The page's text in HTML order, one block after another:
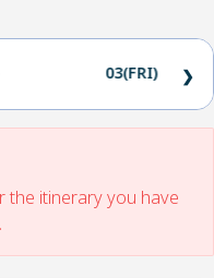
03(FRI) ❯
the itinerary you have